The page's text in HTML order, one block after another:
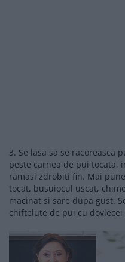
3. Se lasa sa se racoreasca
peste carnea de pui tocata,
ramasi zdrobiti fin. Mai
tocat, busuiocul uscat,
macinat si sare dupa gust.
chiftelute de pui cu dovlecei